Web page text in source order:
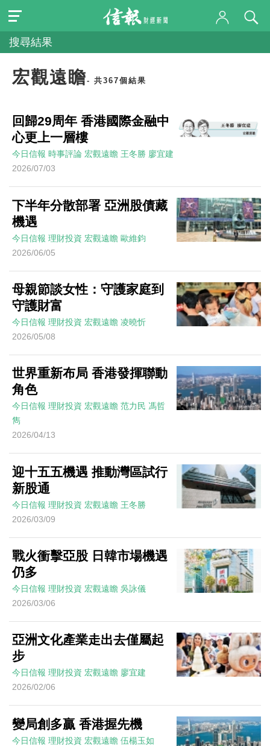
搜尋結果
宏觀遠瞻- 共367個結果
回歸29周年 香港國際金融中
心更上一層樓
今日信報 時事評論 宏觀遠瞻 王冬勝 廖宜建
2026/07/03
下半年分散部署 亞洲股債藏
機遇
今日信報 理財投資 宏觀遠瞻 歐維鈞
2026/06/05
母親節談女性：守護家庭到
守護財富
今日信報 理財投資 宏觀遠瞻 凌曉忻
2026/05/08
世界重新布局 香港發揮聯動
角色
今日信報 理財投資 宏觀遠瞻 范力民 馮哲
雋
2026/04/13
迎十五五機遇 推動灣區試行
新股通
今日信報 理財投資 宏觀遠瞻 王冬勝
2026/03/09
戰火衝擊亞股 日韓市場機遇
仍多
今日信報 理財投資 宏觀遠瞻 吳詠儀
2026/03/06
亞洲文化產業走出去僅屬起
步
今日信報 理財投資 宏觀遠瞻 廖宜建
2026/02/06
變局創多贏 香港握先機
今日信報 理財投資 宏觀遠瞻 伍楊玉如